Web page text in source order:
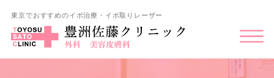
東京でおすすめのイボ治療・イボ取りレーザー